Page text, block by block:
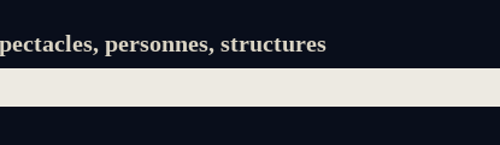
personnes, structures